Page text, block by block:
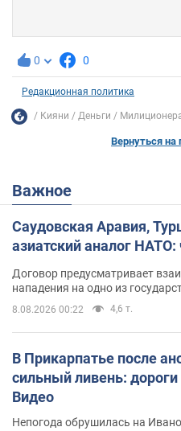
0 0
Редакционная политика
Кияни Деньги
Вернуться на
Важное
Саудовская Аравия,
азиатский аналог НАТО:
Договор предусматривает
нападения на одно из
8.08.2026 00:22 4,6 т.
В Прикарпатье после
сильный ливень:
Видео
Непогода обрушилась на